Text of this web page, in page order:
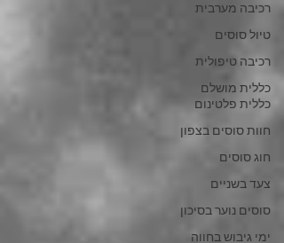
רכיבה מערבית
טיול סוסים
רכיבה טיפולית
כללית מושלם
כללית פלטינום
חוות סוסים בצפון
חוג סוסים
צעד בשניים
סוסים נוער בסיכון
ימי גיבוש בחווה